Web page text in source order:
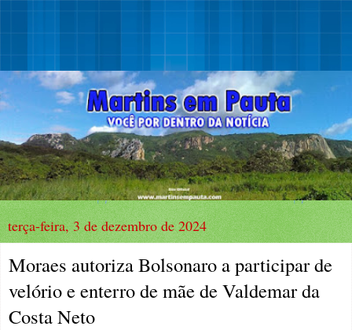
terça-feira, 3 de dezembro de 2024
Moraes autoriza Bolsonaro a participar de
velório e enterro de mãe de Valdemar da
Costa Neto